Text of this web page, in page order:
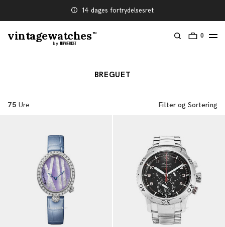
14 dages fortrydelsesret
vintagewatches TM 0
BREGUET
75 Ure Filter og Sortering